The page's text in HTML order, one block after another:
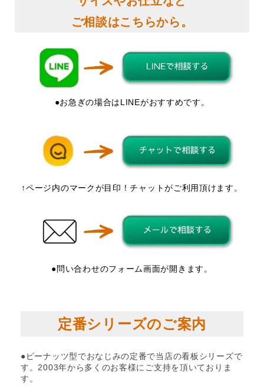
ご相談はこちらから。
●お急ぎの場合はLINEがおすすめです。
↑ページ内のマークが目印！チャットがご利用頂けます。
●問い合わせのフォーム画面が開きます。
定番シリーズのご案内
●ピーナッツ型でおなじみの定番で当店の看板シリーズで
す。2003年から多くのお客様にご支持を頂いておりま
す。